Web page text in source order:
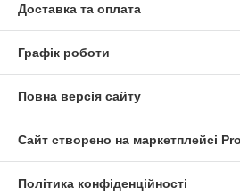
Доставка та оплата
Графік роботи
Повна версія сайту
Сайт створено на маркетплейсі
Політика конфіденційності